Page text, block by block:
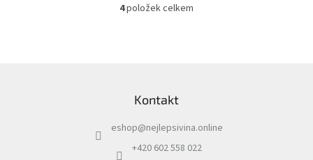
O
c
í
r
v
4položek celkem
Kontakt
eshop@nejlepsivina.online
+420 602 558 022